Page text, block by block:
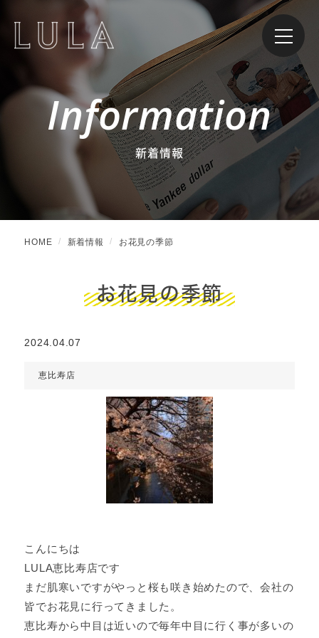
Information
新着情報
HOME 新着情報 お花見の季節
お花見の季節
2024.04.07
恵比寿店
こんにちは
LULA恵比寿店です
まだ肌寒いですがやっと桜も咲き始めたので、会社の
皆でお花見に行ってきました。
恵比寿から中目は近いので毎年中目に行く事が多いの